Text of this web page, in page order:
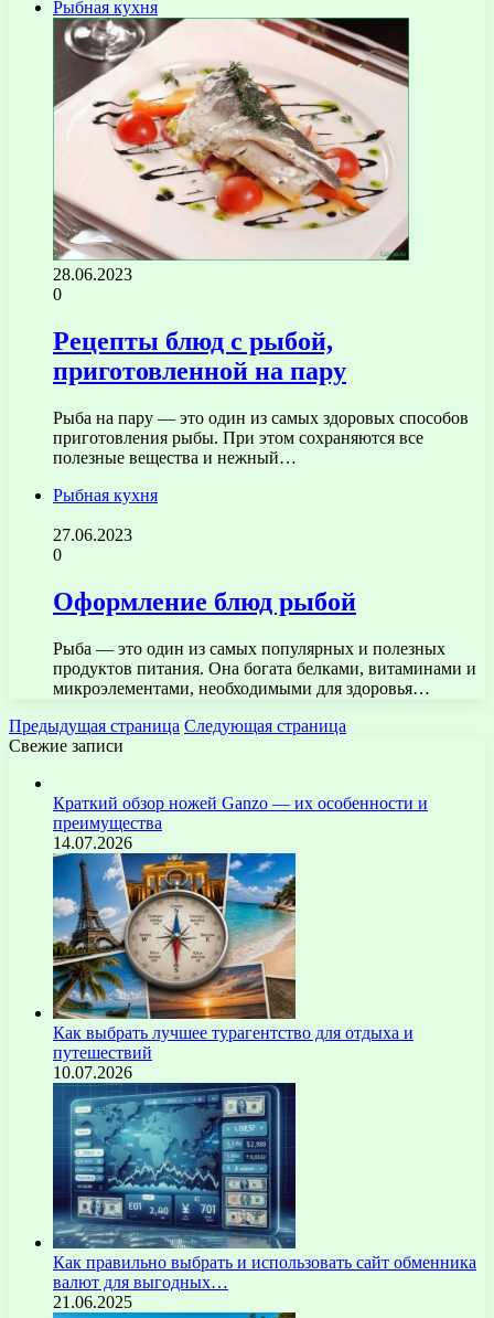
Рыбная кухня
28.06.2023
0
Рецепты блюд с рыбой,
приготовленной на пару
Рыба на пару — это один из самых здоровых способов
приготовления рыбы. При этом сохраняются все
полезные вещества и нежный…
Рыбная кухня
27.06.2023
0
Оформление блюд рыбой
Рыба — это один из самых популярных и полезных
продуктов питания. Она богата белками, витаминами и
микроэлементами, необходимыми для здоровья…
Предыдущая страница Следующая страница
Свежие записи
Краткий обзор ножей Ganzo — их особенности и
преимущества
14.07.2026
Как выбрать лучшее турагентство для отдыха и
путешествий
10.07.2026
Как правильно выбрать и использовать сайт обменника
валют для выгодных…
21.06.2025